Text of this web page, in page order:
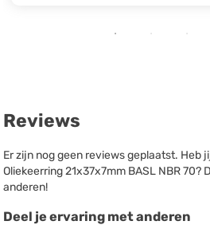
Reviews
Er zijn nog geen reviews geplaatst. Heb
Oliekeerring 21x37x7mm BASL NBR 70?
anderen!
Deel je ervaring met anderen